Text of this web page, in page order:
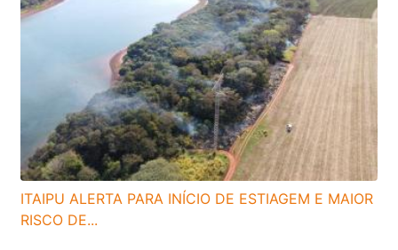
ITAIPU ALERTA PARA INÍCIO DE ESTIAGEM E MAIOR
RISCO DE...